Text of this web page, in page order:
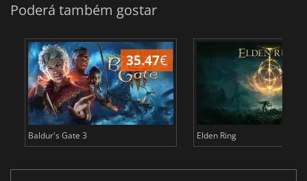
Poderá também gostar
35.47€
Baldur's Gate 3 Elden Ring